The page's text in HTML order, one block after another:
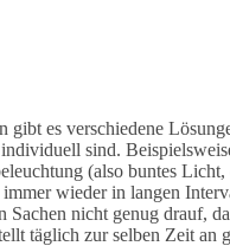
es verschiedene
sind.
(also buntes
wieder in langen
nicht genug drauf,
täglich zur selben Zeit